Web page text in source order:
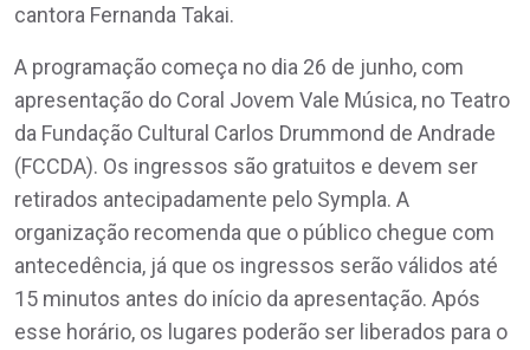
cantora Fernanda Takai.
A programação começa no dia 26 de junho, com
apresentação do Coral Jovem Vale Música, no Teatro
da Fundação Cultural Carlos Drummond de Andrade
(FCCDA). Os ingressos são gratuitos e devem ser
retirados antecipadamente pelo Sympla. A
organização recomenda que o público chegue com
antecedência, já que os ingressos serão válidos até
15 minutos antes do início da apresentação. Após
esse horário, os lugares poderão ser liberados para o